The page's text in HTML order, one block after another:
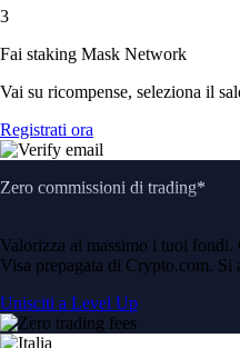
3
Fai staking Mask Network
Vai su ricompense, seleziona il
Registrati ora
Zero commissioni di trading*
Valorizza al massimo i tuoi
Visa prepagata di Crypto.com.
Unisciti a Level Up